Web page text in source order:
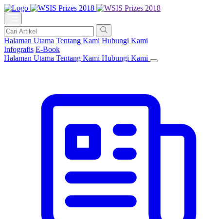
Halaman Utama Tentang Kami Hubungi Kami
Infografis E-Book
Halaman Utama Tentang Kami Hubungi Kami